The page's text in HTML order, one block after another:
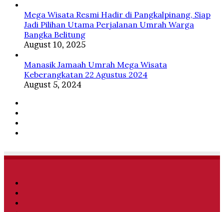
Mega Wisata Resmi Hadir di Pangkalpinang, Siap
Jadi Pilihan Utama Perjalanan Umrah Warga
Bangka Belitung
August 10, 2025
Manasik Jamaah Umrah Mega Wisata
Keberangkatan 22 Agustus 2024
August 5, 2024